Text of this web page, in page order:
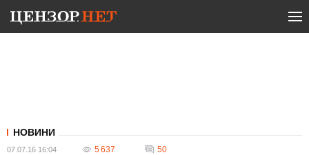
НОВИНИ
07.07.16 16:04 5 637 50